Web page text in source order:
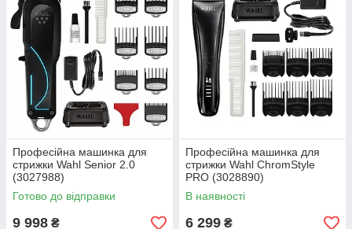
Професійна машинка для
стрижки Wahl Senior 2.0
(3027988)
Готово до відправки
9 998 ₴
Професійна машинка для
стрижки Wahl ChromStyle
PRO (3028890)
В наявності
6 299 ₴